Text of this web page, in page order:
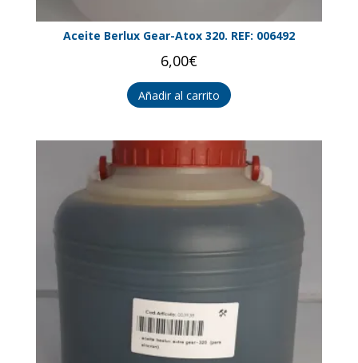
Aceite Berlux Gear-Atox 320. REF: 006492
6,00€
Añadir al carrito